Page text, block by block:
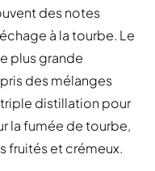
des notes
à la tourbe. Le
plus grande
des mélanges
distillation pour
la fumée de tourbe,
fruités et crémeux.